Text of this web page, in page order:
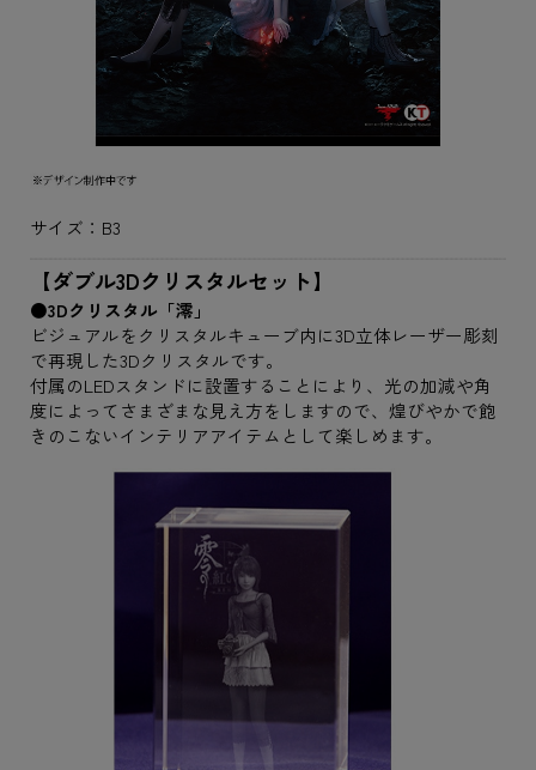
サイズ：B3
【ダブル3Dクリスタルセット】
●3Dクリスタル「澪」
ビジュアルをクリスタルキューブ内に3D立体レーザー彫刻
で再現した3Dクリスタルです。
付属のLEDスタンドに設置することにより、光の加減や角
度によってさまざまな見え方をしますので、煌びやかで飽
きのこないインテリアアイテムとして楽しめます。